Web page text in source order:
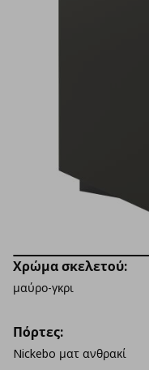
Χρώμα σκελετού:
μαύρο-γκρι
Πόρτες:
Nickebo ματ ανθρακί